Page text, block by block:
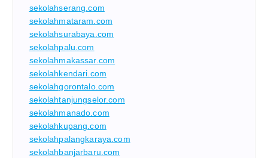
sekolahserang.com
sekolahmataram.com
sekolahsurabaya.com
sekolahpalu.com
sekolahmakassar.com
sekolahkendari.com
sekolahgorontalo.com
sekolahtanjungselor.com
sekolahmanado.com
sekolahkupang.com
sekolahpalangkaraya.com
sekolahbanjarbaru.com